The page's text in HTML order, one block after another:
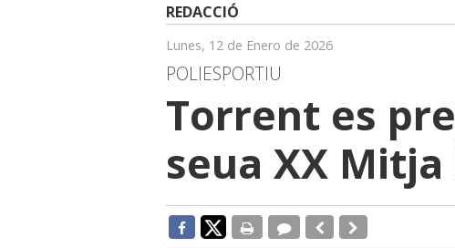
REDACCIÓ
Lunes, 12 de Enero de 2026
POLIESPORTIU
Torrent es
seua XX